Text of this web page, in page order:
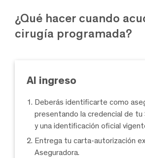
¿Qué hacer cuando
cirugía programada?
Al ingreso
Deberás identificarte como
presentando la credencial de tu
y una identificación oficial
Entrega tu carta-autorización
Aseguradora.